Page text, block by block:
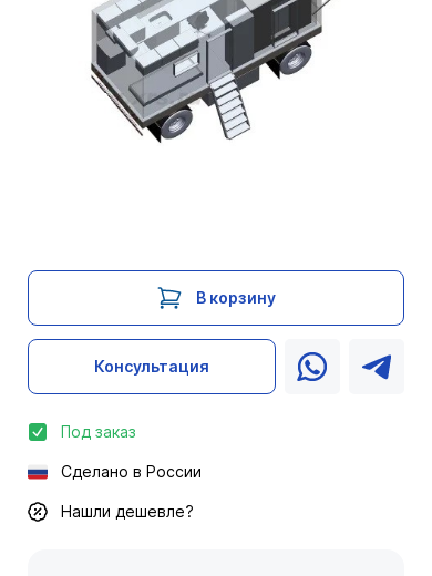
В корзину
Консультация
Под заказ
Сделано в России
Нашли дешевле?